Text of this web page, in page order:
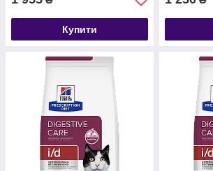
Купити